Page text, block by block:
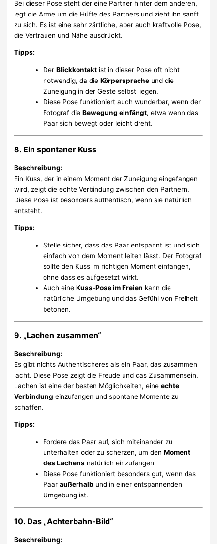
Bei dieser Pose steht der eine Partner hinter dem anderen,
legt die Arme um die Hüfte des Partners und zieht ihn sanft
zu sich. Es ist eine sehr zärtliche, aber auch kraftvolle Pose,
die Vertrauen und Nähe ausdrückt.
Tipps:
DerBlickkontakt ist in dieser Pose oft nicht
notwendig, da dieKörpersprache und die
Zuneigung in der Geste selbst liegen.
Diese Pose funktioniert auch wunderbar, wenn der
Fotograf dieBewegung einfängt, etwa wenn das
Paar sich bewegt oder leicht dreht.
8. Ein spontaner Kuss
Beschreibung:
Ein Kuss, der in einem Moment der Zuneigung eingefangen
wird, zeigt die echte Verbindung zwischen den Partnern.
Diese Pose ist besonders authentisch, wenn sie natürlich
entsteht.
Tipps:
Stelle sicher, dass das Paar entspannt ist und sich
einfach von dem Moment leiten lässt. Der Fotograf
sollte den Kuss im richtigen Moment einfangen,
ohne dass es aufgesetzt wirkt.
Auch eineKuss-Pose im Freien kann die
natürliche Umgebung und das Gefühl von Freiheit
betonen.
9. „Lachen zusammen“
Beschreibung:
Es gibt nichts Authentischeres als ein Paar, das zusammen
lacht. Diese Pose zeigt die Freude und das Zusammensein.
Lachen ist eine der besten Möglichkeiten, eineechte
Verbindung einzufangen und spontane Momente zu
schaffen.
Tipps:
Fordere das Paar auf, sich miteinander zu
unterhalten oder zu scherzen, um denMoment
des Lachens natürlich einzufangen.
Diese Pose funktioniert besonders gut, wenn das
Paaraußerhalb und in einer entspannenden
Umgebung ist.
10. Das „Achterbahn-Bild“
Beschreibung: